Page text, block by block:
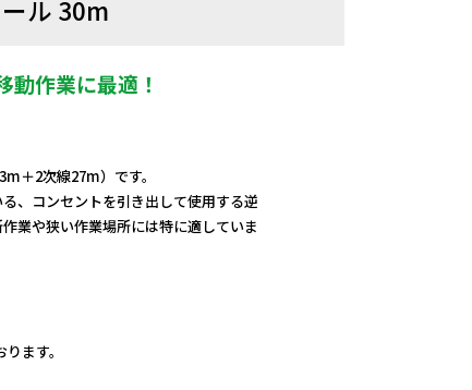
ル 30m
作業に最適！
＋2次線27m）です。
、コンセントを引き出して使用する逆
業や狭い作業場所には特に適していま
ます。